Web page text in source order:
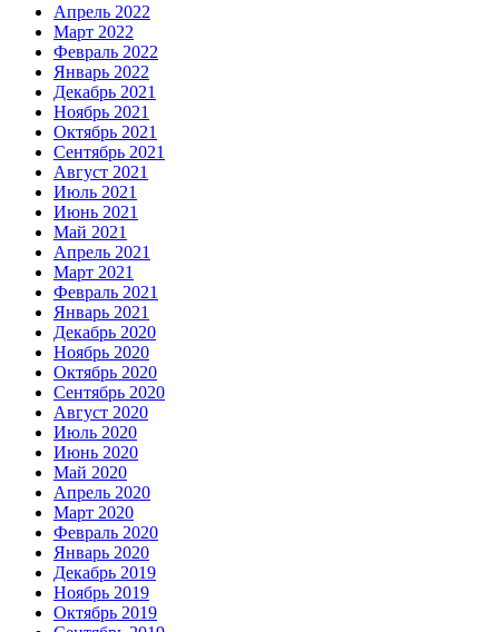
Апрель 2022
Март 2022
Февраль 2022
Январь 2022
Декабрь 2021
Ноябрь 2021
Октябрь 2021
Сентябрь 2021
Август 2021
Июль 2021
Июнь 2021
Май 2021
Апрель 2021
Март 2021
Февраль 2021
Январь 2021
Декабрь 2020
Ноябрь 2020
Октябрь 2020
Сентябрь 2020
Август 2020
Июль 2020
Июнь 2020
Май 2020
Апрель 2020
Март 2020
Февраль 2020
Январь 2020
Декабрь 2019
Ноябрь 2019
Октябрь 2019